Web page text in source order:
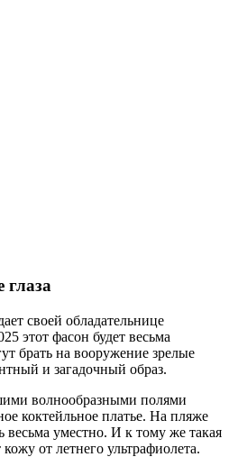
своей обладательнице
этот фасон будет весьма
брать на вооружение зрелые
и загадочный образ.
волнообразными полями
коктейльное платье. На пляже
весьма уместно. И к тому же такая
от летнего ультрафиолета.